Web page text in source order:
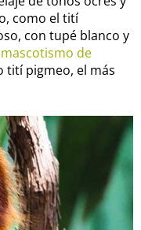
como el tití
con tupé blanco y
mascotismo de
tití pigmeo, el más